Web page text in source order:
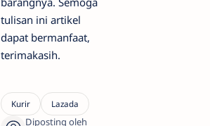
tulisan ini artikel
dapat bermanfaat,
terimakasih.